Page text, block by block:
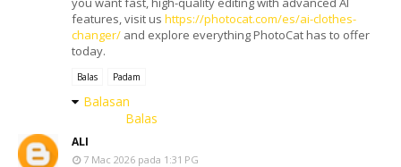
features, visit us https://photocat.com/es/ai-clothes-
changer/ and explore everything PhotoCat has to offer
today.
Balas Padam
Balasan
Balas
ALI
7 Mac 2026 pada 1:31 PG